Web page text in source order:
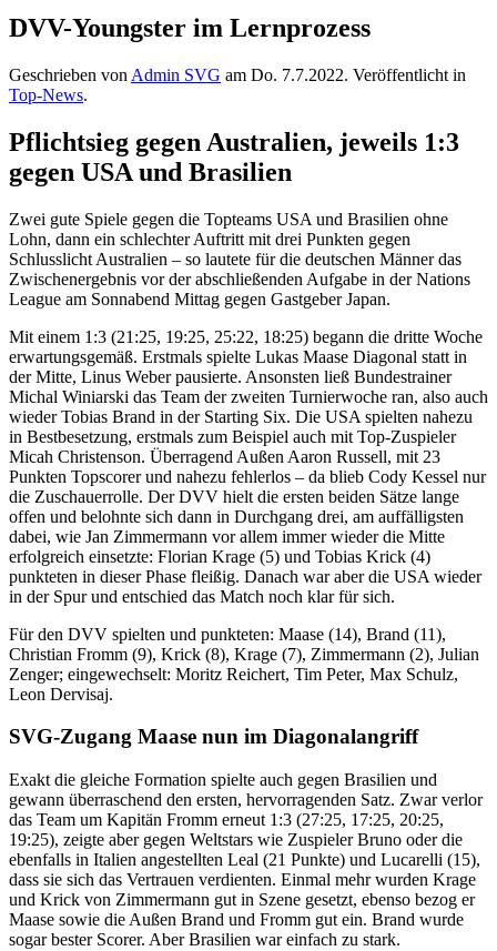
DVV-Youngster im Lernprozess
Geschrieben von Admin SVG am Do. 7.7.2022. Veröffentlicht in
Top-News.
Pflichtsieg gegen Australien, jeweils 1:3
gegen USA und Brasilien
Zwei gute Spiele gegen die Topteams USA und Brasilien ohne
Lohn, dann ein schlechter Auftritt mit drei Punkten gegen
Schlusslicht Australien – so lautete für die deutschen Männer das
Zwischenergebnis vor der abschließenden Aufgabe in der Nations
League am Sonnabend Mittag gegen Gastgeber Japan.
Mit einem 1:3 (21:25, 19:25, 25:22, 18:25) begann die dritte Woche
erwartungsgemäß. Erstmals spielte Lukas Maase Diagonal statt in
der Mitte, Linus Weber pausierte. Ansonsten ließ Bundestrainer
Michal Winiarski das Team der zweiten Turnierwoche ran, also auch
wieder Tobias Brand in der Starting Six. Die USA spielten nahezu
in Bestbesetzung, erstmals zum Beispiel auch mit Top-Zuspieler
Micah Christenson. Überragend Außen Aaron Russell, mit 23
Punkten Topscorer und nahezu fehlerlos – da blieb Cody Kessel nur
die Zuschauerrolle. Der DVV hielt die ersten beiden Sätze lange
offen und belohnte sich dann in Durchgang drei, am auffälligsten
dabei, wie Jan Zimmermann vor allem immer wieder die Mitte
erfolgreich einsetzte: Florian Krage (5) und Tobias Krick (4)
punkteten in dieser Phase fleißig. Danach war aber die USA wieder
in der Spur und entschied das Match noch klar für sich.
Für den DVV spielten und punkteten: Maase (14), Brand (11),
Christian Fromm (9), Krick (8), Krage (7), Zimmermann (2), Julian
Zenger; eingewechselt: Moritz Reichert, Tim Peter, Max Schulz,
Leon Dervisaj.
SVG-Zugang Maase nun im Diagonalangriff
Exakt die gleiche Formation spielte auch gegen Brasilien und
gewann überraschend den ersten, hervorragenden Satz. Zwar verlor
das Team um Kapitän Fromm erneut 1:3 (27:25, 17:25, 20:25,
19:25), zeigte aber gegen Weltstars wie Zuspieler Bruno oder die
ebenfalls in Italien angestellten Leal (21 Punkte) und Lucarelli (15),
dass sie sich das Vertrauen verdienten. Einmal mehr wurden Krage
und Krick von Zimmermann gut in Szene gesetzt, ebenso bezog er
Maase sowie die Außen Brand und Fromm gut ein. Brand wurde
sogar bester Scorer. Aber Brasilien war einfach zu stark.